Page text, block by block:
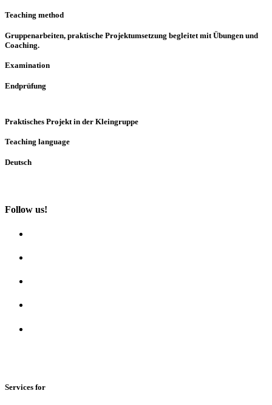
Teaching method
Gruppenarbeiten, praktische Projektumsetzung begleitet mit Übungen und
Coaching.
Examination
Endprüfung
Praktisches Projekt in der Kleingruppe
Teaching language
Deutsch
Follow us!
Services for